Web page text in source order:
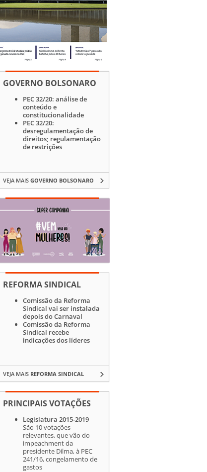
GOVERNO BOLSONARO
PEC 32/20: análise de
conteúdo e
constitucionalidade
PEC 32/20:
desregulamentação de
direitos; regulamentação
de restrições
VEJA MAIS GOVERNO BOLSONARO
REFORMA SINDICAL
Comissão da Reforma
Sindical vai ser instalada
depois do Carnaval
Comissão da Reforma
Sindical recebe
indicações dos líderes
VEJA MAIS REFORMA SINDICAL
PRINCIPAIS VOTAÇÕES
Legislatura 2015-2019
São 10 votações
relevantes, que vão do
impeachment da
presidente Dilma, à PEC
241/16, congelamento de
gastos